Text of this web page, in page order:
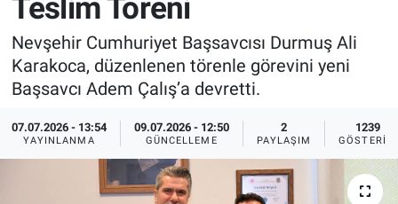
Teslim Töreni
Nevşehir Cumhuriyet Başsavcısı Durmuş Ali
Karakoca, düzenlenen törenle görevini yeni
Başsavcı Adem Çalış’a devretti.
07.07.2026 - 13:54
YAYINLANMA
09.07.2026 - 12:50
GÜNCELLEME
2
PAYLAŞIM
1239
GÖSTERIM
Sağlık
Yerel
Genel
İlan - Duyuru- Mesaj
Türkiye Gündemi
Sizden Gelenler
İlan - Duyuru- Mesaj
Türkiye Gündemi
Sizden Gelenler